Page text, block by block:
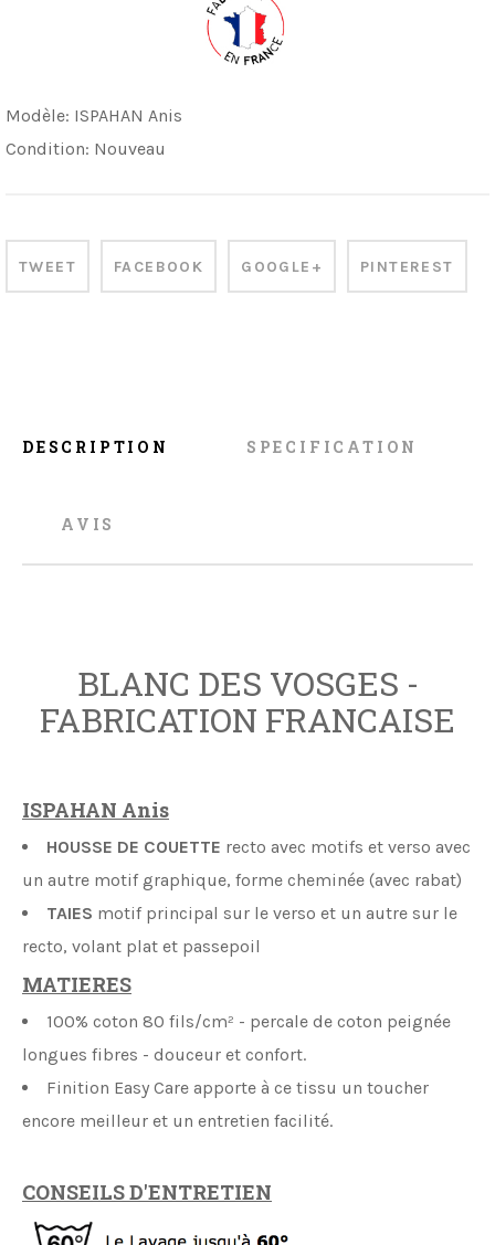
Modèle: ISPAHAN Anis
Condition: Nouveau
TWEET FACEBOOK GOOGLE+ PINTEREST
DESCRIPTION SPECIFICATION
AVIS
BLANC DES VOSGES -
FABRICATION FRANCAISE
ISPAHAN Anis
HOUSSE DE COUETTE recto avec motifs et verso avec
un autre motif graphique, forme cheminée (avec rabat)
TAIES motif principal sur le verso et un autre sur le
recto, volant plat et passepoil
MATIERES
100% coton 80 fils/cm² - percale de coton peignée
longues fibres - douceur et confort.
Finition Easy Care apporte à ce tissu un toucher
encore meilleur et un entretien facilité.
CONSEILS D'ENTRETIEN